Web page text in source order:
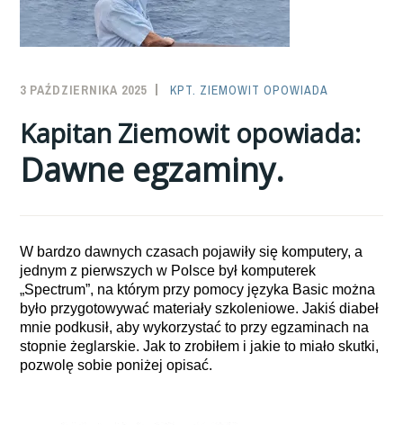
3 PAŹDZIERNIKA 2025
SAILOR-
KPT. ZIEMOWIT OPOWIADA
Kapitan Ziemowit opowiada:
Dawne egzaminy.
W bardzo dawnych czasach pojawiły się komputery, a
jednym z pierwszych w Polsce był komputerek
„Spectrum”, na którym przy pomocy języka Basic można
było przygotowywać materiały szkoleniowe. Jakiś diabeł
mnie podkusił, aby wykorzystać to przy egzaminach na
stopnie żeglarskie. Jak to zrobiłem i jakie to miało skutki,
pozwolę sobie poniżej opisać.